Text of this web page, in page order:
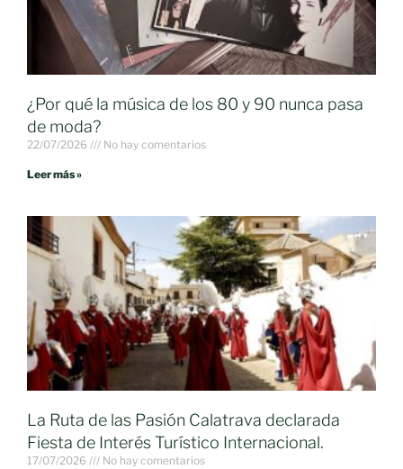
¿Por qué la música de los 80 y 90 nunca pasa
de moda?
22/07/2026 No hay comentarios
Leer más »
La Ruta de las Pasión Calatrava declarada
Fiesta de Interés Turístico Internacional.
17/07/2026 No hay comentarios